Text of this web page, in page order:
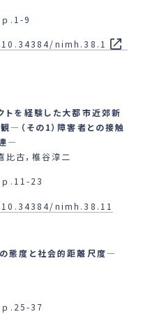
.1-9
nimh.38.1
トを経験した大都市近郊新
― （その1）障害者との接触
―
古，椎谷淳二
ｐ.11-23
nimh.38.11
態度と社会的距離尺度―
ｐ.25-37